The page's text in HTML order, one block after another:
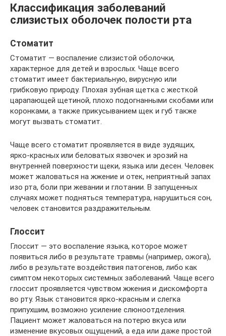
Классификация заболеваний
слизистых оболочек полости рта
Стоматит
Стоматит — воспаление слизистой оболочки,
характерное для детей и взрослых. Чаще всего
стоматит имеет бактериальную, вирусную или
грибковую природу. Плохая зубная щетка с жесткой
царапающей щетиной, плохо подогнанными скобами или
коронками, а также прикусыванием щек и губ также
могут вызвать стоматит.
Чаще всего стоматит проявляется в виде зудящих,
ярко-красных или беловатых язвочек и эрозий на
внутренней поверхности щеки, языка или десен. Человек
может жаловаться на жжение и отек, неприятный запах
изо рта, боли при жевании и глотании. В запущенных
случаях может подняться температура, нарушиться сон,
человек становится раздражительным.
Глоссит
Глоссит — это воспаление языка, которое может
появиться либо в результате травмы (например, ожога),
либо в результате воздействия патогенов, либо как
симптом некоторых системных заболеваний. Чаще всего
глоссит проявляется чувством жжения и дискомфорта
во рту. Язык становится ярко-красным и слегка
припухшим, возможно усиление слюноотделения.
Пациент может жаловаться на потерю вкуса или
изменение вкусовых ощущений, а еда или даже простой